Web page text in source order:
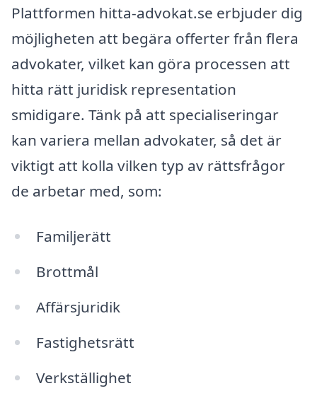
Plattformen hitta-advokat.se erbjuder dig
möjligheten att begära offerter från flera
advokater, vilket kan göra processen att
hitta rätt juridisk representation
smidigare. Tänk på att specialiseringar
kan variera mellan advokater, så det är
viktigt att kolla vilken typ av rättsfrågor
de arbetar med, som:
Familjerätt
Brottmål
Affärsjuridik
Fastighetsrätt
Verkställighet